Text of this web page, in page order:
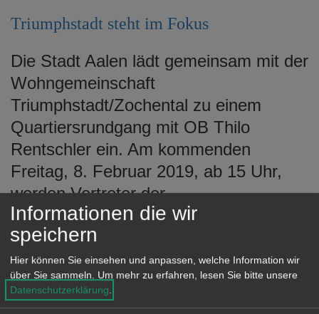
nTriumphstadt steht im Fokus
Die Stadt Aalen lädt gemeinsam mit der
Wohngemeinschaft
Triumphstadt/Zochental zu einem
Quartiersrundgang mit OB Thilo
Rentschler ein. Am kommenden
Freitag, 8. Februar 2019, ab 15 Uhr,
werden Vertreter der
Wohngemeinschaft sowie der
Verwaltung am Treffpunkt Parkplatz
Langertstraße einen rund 90-minütigen
Rundgang starten. Bei der
gemeinsamen Veranstaltung der Stadt
Informationen die wir
speichern
Hier können Sie einsehen und anpassen, welche Information wir
über Sie sammeln.
Um mehr zu erfahren, lesen Sie bitte unsere
Datenschutzerklärung